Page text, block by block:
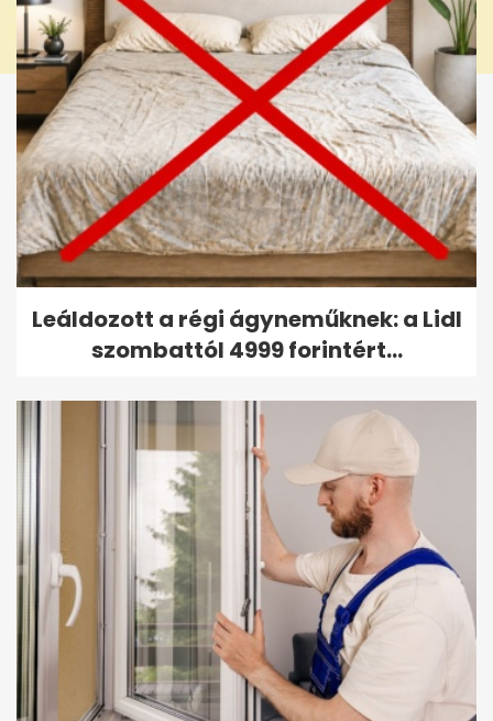
Leáldozott a régi ágyneműknek: a Lidl
szombattól 4999 forintért...